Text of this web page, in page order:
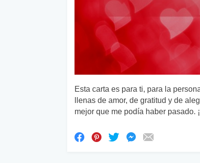
Esta carta es para ti, para la
llenas de amor, de gratitud y de
mejor que me podía haber pasado.